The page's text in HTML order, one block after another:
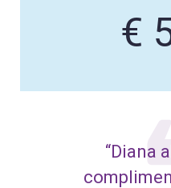
€
“Diana